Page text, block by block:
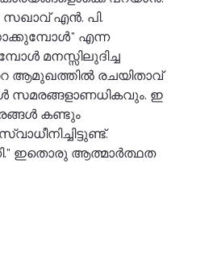
എൻ. പി.
എന്ന
മനസ്സിലുദിച്ച
ആമുഖത്തിൽ രചയിതാവ്
സമരങ്ങളാണധികവും. ഇ
കണ്ടും
ഇതൊരു ആത്മാർത്ഥത